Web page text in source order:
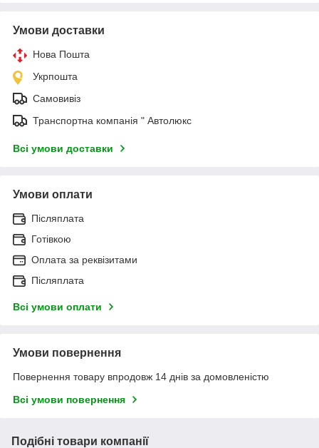
Умови доставки
Нова Пошта
Укрпошта
Самовивіз
Транспортна компанія " Автолюкс
Всі умови доставки
Умови оплати
Післяплата
Готівкою
Оплата за реквізитами
Післяплата
Всі умови оплати
Умови повернення
Повернення товару впродовж 14 днів за домовленістю
Всі умови повернення
Подібні товари компанії